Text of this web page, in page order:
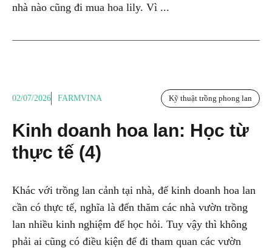
nhà nào cũng đi mua hoa lily. Vì ...
02/07/2026 FARMVINA Kỹ thuật trồng phong lan
Kinh doanh hoa lan: Học từ
thực tế (4)
Khác với trồng lan cảnh tại nhà, để kinh doanh hoa lan
cần có thực tế, nghĩa là đến thăm các nhà vườn trồng
lan nhiều kinh nghiệm để học hỏi. Tuy vậy thì không
phải ai cũng có điều kiện để đi tham quan các vườn